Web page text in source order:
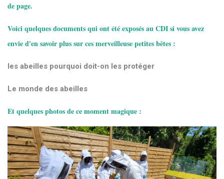
de page.
Voici quelques documents qui ont été exposés au CDI si vous avez
envie d'en savoir plus sur ces merveilleuse petites bêtes :
les abeilles pourquoi doit-on les protéger
Le monde des abeilles
Et quelques photos de ce moment magique :